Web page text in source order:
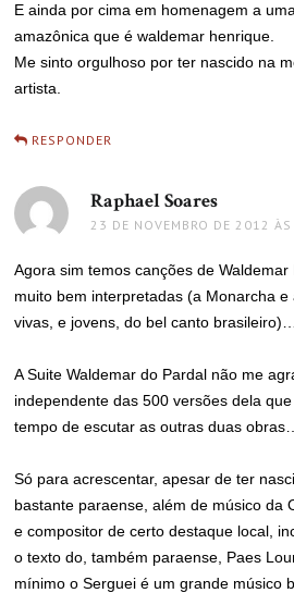
E ainda por cima em homenagem a
amazônica que é waldemar henrique.
Me sinto orgulhoso por ter nascido na
artista.
RESPONDER
Raphael Soares
23 DE NOVEMBRO DE 2012
Agora sim temos canções de Waldemar
muito bem interpretadas (a Monarcha e
vivas, e jovens, do bel canto brasileiro)…
A Suite Waldemar do Pardal não me
independente das 500 versões dela
tempo de escutar as outras duas obras…
Só para acrescentar, apesar de ter
bastante paraense, além de músico da
e compositor de certo destaque local,
o texto do, também paraense, Paes
mínimo o Serguei é um grande músico